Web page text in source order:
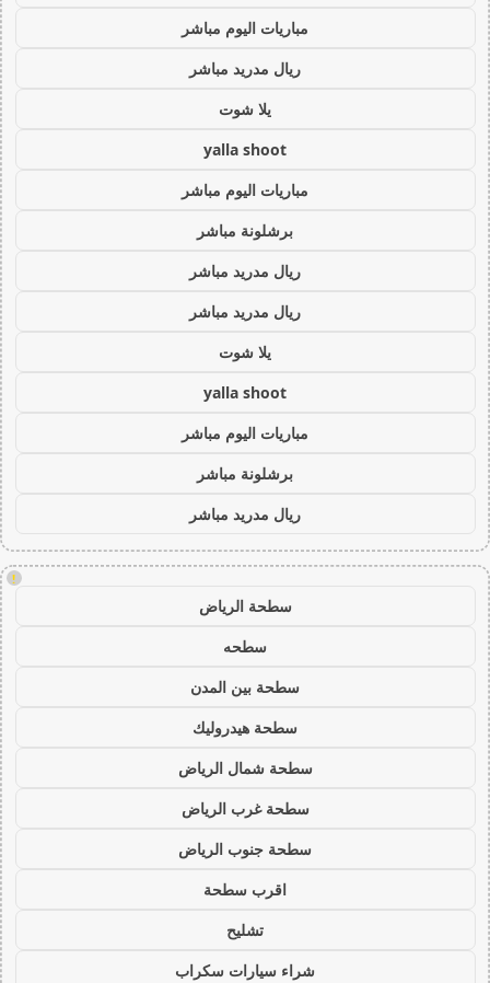
مباريات اليوم مباشر
ريال مدريد مباشر
يلا شوت
yalla shoot
مباريات اليوم مباشر
برشلونة مباشر
ريال مدريد مباشر
ريال مدريد مباشر
يلا شوت
yalla shoot
مباريات اليوم مباشر
برشلونة مباشر
ريال مدريد مباشر
!
سطحة الرياض
سطحه
سطحة بين المدن
سطحة هيدروليك
سطحة شمال الرياض
سطحة غرب الرياض
سطحة جنوب الرياض
اقرب سطحة
تشليح
شراء سيارات سكراب